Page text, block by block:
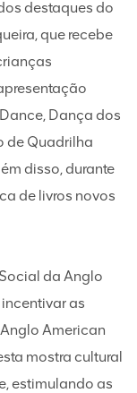
destaques do
que recebe
Dança dos
de Quadrilha
disso, durante
de livros novos
da Anglo
as
American
mostra cultural
estimulando as